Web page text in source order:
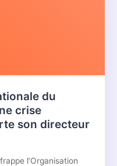
du
crise
son directeur
l’Organisation